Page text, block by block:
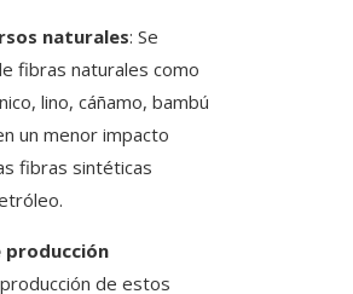
naturales: Se
fibras naturales como
lino, cáñamo, bambú
un menor impacto
fibras sintéticas
producción
de estos